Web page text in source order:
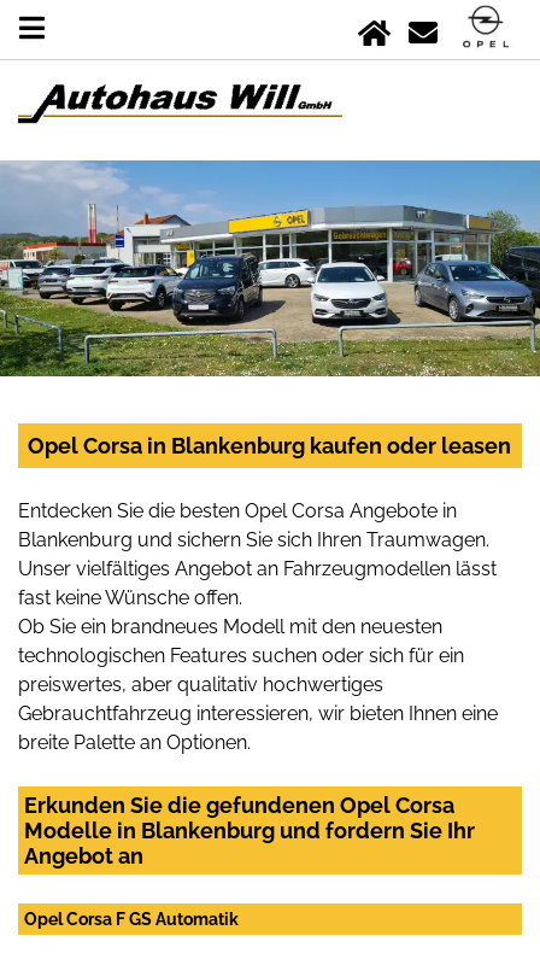
Opel Corsa in Blankenburg kaufen oder leasen
Entdecken Sie die besten Opel Corsa Angebote in
Blankenburg und sichern Sie sich Ihren Traumwagen.
Unser vielfältiges Angebot an Fahrzeugmodellen lässt
fast keine Wünsche offen.
Ob Sie ein brandneues Modell mit den neuesten
technologischen Features suchen oder sich für ein
preiswertes, aber qualitativ hochwertiges
Gebrauchtfahrzeug interessieren, wir bieten Ihnen eine
breite Palette an Optionen.
Erkunden Sie die gefundenen Opel Corsa
Modelle in Blankenburg und fordern Sie Ihr
Angebot an
Opel Corsa F GS Automatik